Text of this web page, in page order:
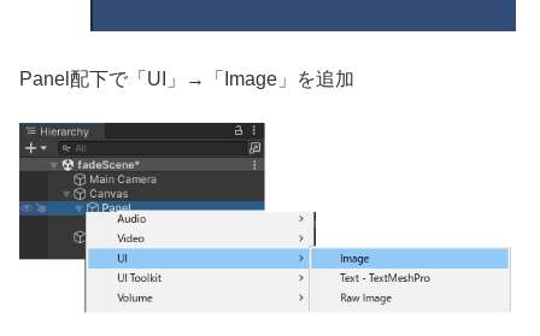
Panel配下で「UI」→「Image」を追加